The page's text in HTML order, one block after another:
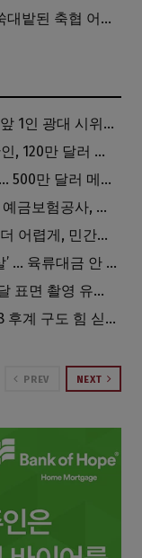
[충격] “외국인 심판들에 성접대” … 쑥대밭된 축협 어디까지 추락하나
[화제] “내 돈 갚아라” 김원석씨 자택 앞 1인 광대 시위 … 한인 투자사, “108만 달러 못받아”
위조여권으로 미국 재입국한 추방 한인, 120만 달러 은행 사기 행각
연방 당국, LA 한인 간호사 지명수배 … 500만 달러 메디캐어 사기, 선고 직전 한국 도주
’10억 빚’ 안갚고 미국 온 한인 부부 … 예금보험공사, 미국서 소송
[이민]시민권 시험 확 바뀐다 … 영어 더 어렵게, 민간시험 도입 추진
[단독] OC 유명 한인식당 업주 ‘망신살’ … 육류대금 안 갚자 식당서 공개추심
팰컨9 달에 ‘쾅’ … 다누리, 충돌 직후 달 표면 촬영 유일 탐사선
트럼프 “결국 밴스 당선시켜야”…2028 후계 구도 힘 싣나
PREV NEXT